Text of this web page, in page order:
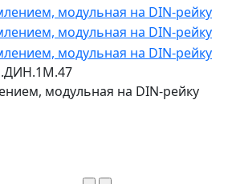
модульная на DIN-рейку